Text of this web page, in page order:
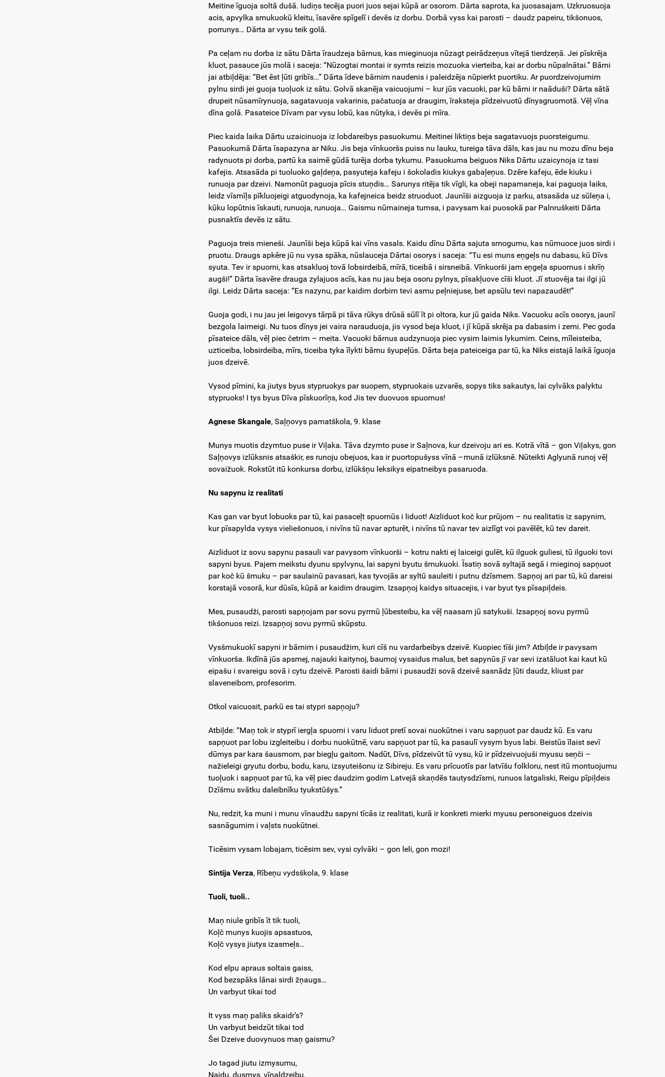
Meitine īguoja soltā dušā. Iudiņs tecēja puori juos sejai kūpā ar osorom. Dārta saprota, ka juosasajam. Uzkruosuoja
acis, apvylka smukuokū kleitu, īsavēre spīgelī i devēs iz dorbu. Dorbā vyss kai parosti – daudz papeiru, tikšonuos,
porrunys… Dārta ar vysu teik golā.
Pa ceļam nu dorba iz sātu Dārta īraudzeja bārnus, kas mieginuoja nūzagt peirādzeņus vītejā tierdzeņā. Jei pīskrēja
kluot, pasauce jūs molā i saceja: “Nūzogtai montai ir symts reizis mozuoka vierteiba, kai ar dorbu nūpalnātai.” Bārni
jai atbiļdēja: “Bet ēst ļūti gribīs…” Dārta īdeve bārnim naudenis i paleidzēja nūpierkt puortiku. Ar puordzeivojumim
pylnu sirdi jei guoja tuoļuok iz sātu. Golvā skanēja vaicuojumi – kur jūs vacuoki, par kū bārni ir naāduši? Dārta sātā
drupeit nūsamīrynuoja, sagatavuoja vakarinis, pačatuoja ar draugim, īraksteja pīdzeivuotū dīnysgruomotā. Vēļ vīna
dīna golā. Pasateice Dīvam par vysu lobū, kas nūtyka, i devēs pi mīra.
Piec kaida laika Dārtu uzaicinuoja iz lobdareibys pasuokumu. Meitinei liktiņs beja sagatavuojs puorsteigumu.
Pasuokumā Dārta īsapazyna ar Niku. Jis beja vīnkuoršs puiss nu lauku, tureiga tāva dāls, kas jau nu mozu dīnu beja
radynuots pi dorba, partū ka saimē gūdā turēja dorba tykumu. Pasuokuma beiguos Niks Dārtu uzaicynoja iz tasi
kafejis. Atsasāda pi tuoluoko gaļdeņa, pasyuteja kafeju i šokoladis kiukys gabaļeņus. Dzēre kafeju, ēde kiuku i
runuoja par dzeivi. Namonūt paguoja pīcis stuņdis… Sarunys ritēja tik vīgli, ka obeji napamaneja, kai paguoja laiks,
leidz vīsmīļs pīkluojeigi atguodynoja, ka kafejneica beidz struoduot. Jaunīši aizguoja iz parku, atsasāda uz sūleņa i,
kūku lopūtnis īskauti, runuoja, runuoja… Gaismu nūmaineja tumsa, i pavysam kai puosokā par Palnruškeiti Dārta
pusnaktīs devēs iz sātu.
Paguoja treis mieneši. Jaunīši beja kūpā kai vīns vasals. Kaidu dīnu Dārta sajuta smogumu, kas nūmuoce juos sirdi i
pruotu. Draugs apkēre jū nu vysa spāka, nūslauceja Dārtai osorys i saceja: “Tu esi muns eņgeļs nu dabasu, kū Dīvs
syuta. Tev ir spuorni, kas atsakluoj tovā lobsirdeibā, mīrā, ticeibā i sirsneibā. Vīnkuorši jam eņgeļa spuornus i skrīņ
augši!” Dārta īsavēre drauga zylajuos acīs, kas nu jau beja osoru pylnys, pīsakļuove cīši kluot. Jī stuovēja tai ilgi jū
ilgi. Leidz Dārta saceja: “Es nazynu, par kaidim dorbim tevi asmu peļniejuse, bet apsūlu tevi napazaudēt!”
Guoja godi, i nu jau jei leigovys tārpā pi tāva rūkys drūsā sūlī īt pi oltora, kur jū gaida Niks. Vacuoku acīs osorys, jaunī
bezgola laimeigi. Nu tuos dīnys jei vaira narauduoja, jis vysod beja kluot, i jī kūpā skrēja pa dabasim i zemi. Pec goda
pīsateice dāls, vēļ piec četrim – meita. Vacuoki bārnus audzynuoja piec vysim laimis lykumim. Ceins, mīleisteiba,
uzticeiba, lobsirdeiba, mīrs, ticeiba tyka īlykti bārnu šyupeļūs. Dārta beja pateiceiga par tū, ka Niks eistajā laikā īguoja
juos dzeivē.
Vysod pīmini, ka jiutys byus stypruokys par suopem, stypruokais uzvarēs, sopys tiks sakautys, lai cylvāks palyktu
stypruoks! I tys byus Dīva pīskuorīņs, kod Jis tev duovuos spuornus!
Agnese Skangale, Saļņovys pamatškola, 9. klase
Munys muotis dzymtuo puse ir Viļaka. Tāva dzymto puse ir Saļnova, kur dzeivoju ari es. Kotrā vītā – gon Viļakys, gon
Saļņovys izlūksnis atsaškir, es runoju obejuos, kas ir puortopušyss vīnā –munā izlūksnē. Nūteikti Aglyunā runoj vēļ
sovaižuok. Rokstūt itū konkursa dorbu, izlūkšņu leksikys eipatneibys pasaruoda.
Nu sapynu iz realitati
Kas gan var byut lobuoks par tū, kai pasaceļt spuornūs i liduot! Aizliduot koč kur prūjom – nu realitatis iz sapynim,
kur pīsapylda vysys vieliešonuos, i nivīns tū navar apturēt, i nivīns tū navar tev aizlīgt voi pavēlēt, kū tev dareit.
Aizliduot iz sovu sapynu pasauli var pavysom vīnkuorši – kotru nakti ej laiceigi gulēt, kū ilguok guliesi, tū ilguoki tovi
sapyni byus. Pajem meikstu dyunu spylvynu, lai sapyni byutu šmukuoki. Īsatiņ sovā syltajā segā i mieginoj sapņuot
par koč kū šmuku – par saulainū pavasari, kas tyvojās ar syltū sauleiti i putnu dzīsmem. Sapņoj ari par tū, kū dareisi
korstajā vosorā, kur dūsīs, kūpā ar kaidim draugim. Izsapņoj kaidys situacejis, i var byut tys pīsapiļdeis.
Mes, pusaudži, parosti sapņojam par sovu pyrmū ļūbesteibu, ka vēļ naasam jū satykuši. Izsapņoj sovu pyrmū
tikšonuos reizi. Izsapņoj sovu pyrmū skūpstu.
Vysšmukuokī sapyni ir bārnim i pusaudžim, kuri cīš nu vardarbeibys dzeivē. Kuopiec tīši jim? Atbiļde ir pavysam
vīnkuorša. Ikdīnā jūs apsmej, najauki kaitynoj, baumoj vysaidus malus, bet sapynūs jī var sevi izatāluot kai kaut kū
eipašu i svareigu sovā i cytu dzeivē. Parosti šaidi bārni i pusaudži sovā dzeivē sasnādz ļūti daudz, kliust par
slaveneibom, profesorim.
Otkol vaicuosit, parkū es tai stypri sapņoju?
Atbiļde: “Maņ tok ir styprī iergļa spuorni i varu liduot pretī sovai nuokūtnei i varu sapņuot par daudz kū. Es varu
sapņuot par lobu izgleiteibu i dorbu nuokūtnē, varu sapņuot par tū, ka pasaulī vysym byus labi. Beistūs īlaist sevī
dūmys par kara šausmom, par biegļu gaitom. Nadūt, Dīvs, pīdzeivūt tū vysu, kū ir pīdzeivuojuši myusu seņči –
nažieleigi gryutu dorbu, bodu, karu, izsyuteišonu iz Sibireju. Es varu prīcuotīs par latvīšu folkloru, nest itū montuojumu
tuoļuok i sapņuot par tū, ka vēļ piec daudzim godim Latvejā skaņdēs tautysdzīsmi, runuos latgaliski, Reigu pīpiļdeis
Dzīšmu svātku daleibnīku tyukstūšys.”
Nu, redzit, ka muni i munu vīnaudžu sapyni tīcās iz realitati, kurā ir konkreti mierki myusu personeiguos dzeivis
sasnāgumim i vaļsts nuokūtnei.
Ticēsim vysam lobajam, ticēsim sev, vysi cylvāki – gon leli, gon mozi!
Sintija Verza, Rībeņu vydsškola, 9. klase
Tuoli, tuoli..
Maņ niule gribīs īt tik tuoli,
Koļč munys kuojis apsastuos,
Koļč vysys jiutys izasmeļs…
Kod elpu apraus soltais gaiss,
Kod bezspāks lānai sirdi žņaugs…
Un varbyut tikai tod
It vyss maņ paliks skaidr’s?
Un varbyut beidzūt tikai tod
Šei Dzeive duovynuos maņ gaismu?
Jo tagad jiutu izmysumu,
Naidu, dusmys, vīnaļdzeibu.